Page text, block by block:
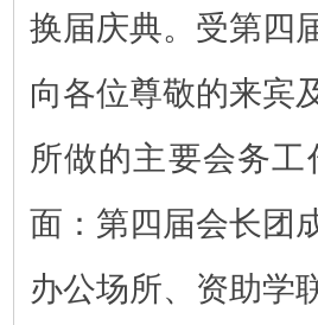
换届庆典。受第四
向各位尊敬的来宾
所做的主要会务
面：第四届会长团
办公场所、资助学